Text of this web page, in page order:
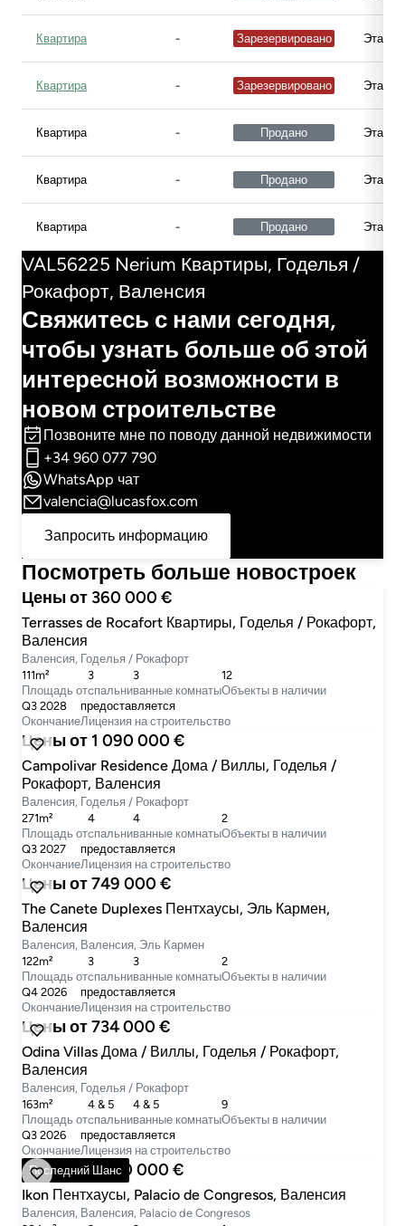
Квартира - Зарезервировано Этаж 3
Квартира - Зарезервировано Этаж 3
Квартира - Продано Этаж 3
Квартира - Продано Этаж 3
Квартира - Продано Этаж 3
VAL56225 Nerium Квартиры, Годелья /
Рокафорт, Валенсия
Свяжитесь с нами сегодня,
чтобы узнать больше об этой
интересной возможности в
новом строительстве
Позвоните мне по поводу данной недвижимости
+34 960 077 790
WhatsApp чат
valencia@lucasfox.com
Запросить информацию
Посмотреть больше новостроек
Цены от 360 000 €
Terrasses de Rocafort Квартиры, Годелья / Рокафорт,
Валенсия
Валенсия, Годелья / Рокафорт
Площадь от
111m²
cпальни
3
ванные комнаты
3
Объекты в наличии
12
Окончание
Q3 2028
Лицензия на строительство
предоставляется
Цены от 1 090 000 €
Campolivar Residence Дома / Виллы, Годелья /
Рокафорт, Валенсия
Валенсия, Годелья / Рокафорт
Площадь от
271m²
cпальни
4
ванные комнаты
4
Объекты в наличии
2
Окончание
Q3 2027
Лицензия на строительство
предоставляется
Цены от 749 000 €
The Canete Duplexes Пентхаусы, Эль Кармен,
Валенсия
Валенсия, Валенсия, Эль Кармен
Площадь от
122m²
cпальни
3
ванные комнаты
3
Объекты в наличии
2
Окончание
Q4 2026
Лицензия на строительство
предоставляется
Цены от 734 000 €
Odina Villas Дома / Виллы, Годелья / Рокафорт,
Валенсия
Валенсия, Годелья / Рокафорт
Площадь от
163m²
cпальни
4 & 5
ванные комнаты
4 & 5
Объекты в наличии
9
Окончание
Q3 2026
Лицензия на строительство
предоставляется
Последний Шанс
Цены от 1 550 000 €
Ikon Пентхаусы, Palacio de Congresos, Валенсия
Валенсия, Валенсия, Palacio de Congresos